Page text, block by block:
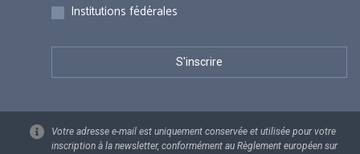
Institutions fédérales
Votre adresse e-mail est uniquement conservée et utilisée pour votre
inscription à la newsletter, conformément au Règlement européen sur